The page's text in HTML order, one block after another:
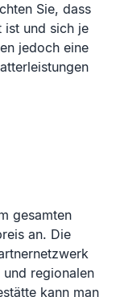
Sie, dass
ist und sich je
jedoch eine
gesamten
an. Die
und regionalen
kann man